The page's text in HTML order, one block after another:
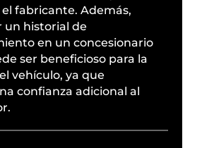
fabricante. Además,
un historial de
en un concesionario
ser beneficioso para la
vehículo, ya que
confianza adicional al